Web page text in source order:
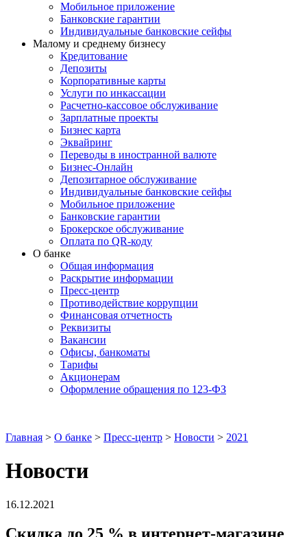
Мобильное приложение
Банковские гарантии
Индивидуальные банковские сейфы
Малому и среднему бизнесу
Кредитование
Депозиты
Корпоративные карты
Услуги по инкассации
Расчетно-кассовое обслуживание
Зарплатные проекты
Бизнес карта
Эквайринг
Переводы в иностранной валюте
Бизнес-Онлайн
Депозитарное обслуживание
Индивидуальные банковские сейфы
Мобильное приложение
Банковские гарантии
Брокерское обслуживание
Оплата по QR-коду
О банке
Общая информация
Раскрытие информации
Пресс-центр
Противодействие коррупции
Финансовая отчетность
Реквизиты
Вакансии
Офисы, банкоматы
Тарифы
Акционерам
Оформление обращения по 123-ФЗ
Главная > О банке > Пресс-центр > Новости > 2021
Новости
16.12.2021
Скидка до 25 % в интернет-магазине